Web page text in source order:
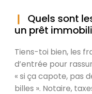
Quels sont
un prêt
Tiens-toi bien, les
d’entrée pour
« si ça capote, pas
billes ». Notaire,